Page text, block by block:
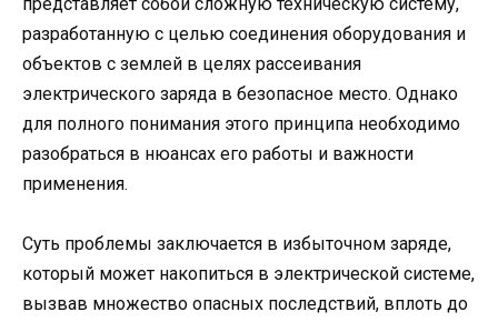
разработанную с целью соединения оборудования и
объектов с землей в целях рассеивания
электрического заряда в безопасное место. Однако
для полного понимания этого принципа необходимо
разобраться в нюансах его работы и важности
применения.
Суть проблемы заключается в избыточном заряде,
который может накопиться в электрической системе,
вызвав множество опасных последствий, вплоть до